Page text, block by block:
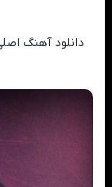
دانلود آهنگ